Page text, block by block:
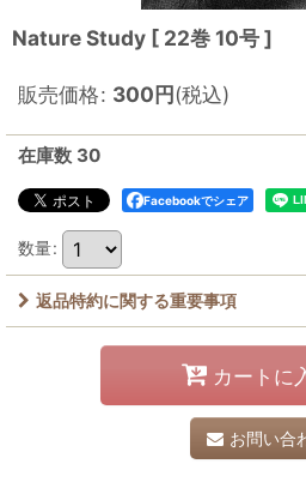
Nature Study [ 22巻 10号 ]
販売価格: 300円(税込)
在庫数 30
Facebookでシェア
数量:
返品特約に関する重要事項
カートに
お問い合